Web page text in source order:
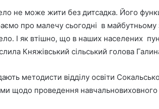
не може жити без дитсадка. Його
про малечу сьогодні в
І як втішно, що в наших населених
Княжівський сільський голова
методисти відділу освіти
щодо проведення навчальновиховного